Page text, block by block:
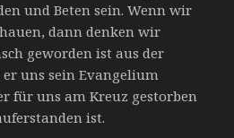
und Beten sein. Wenn wir
dann denken wir
geworden ist aus der
uns sein Evangelium
für uns am Kreuz gestorben
ist.